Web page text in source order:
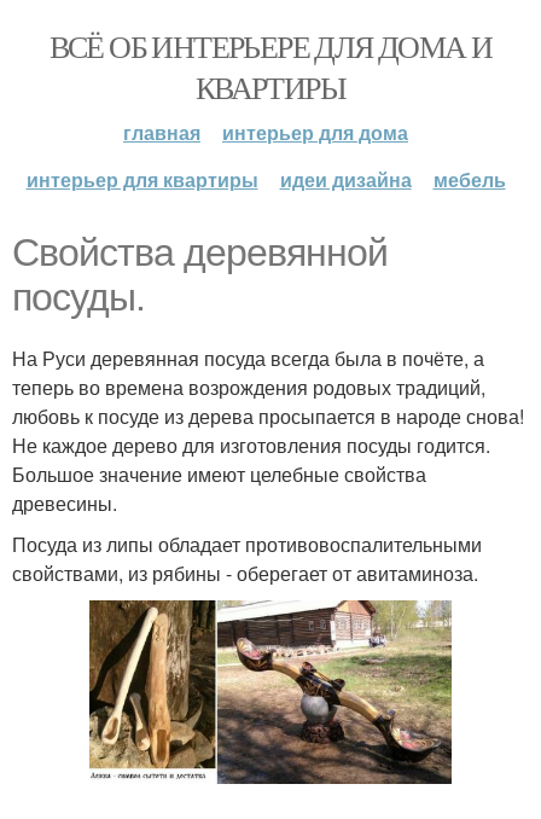
ВСЁ ОБ ИНТЕРЬЕРЕ ДЛЯ ДОМА И
КВАРТИРЫ
главная
интерьер для дома
интерьер для квартиры
идеи дизайна мебель
Свойства деревянной
посуды.
На Руси деревянная посуда всегда была в почёте, а
теперь во времена возрождения родовых традиций,
любовь к посуде из дерева просыпается в народе снова!
Не каждое дерево для изготовления посуды годится.
Большое значение имеют целебные свойства
древесины.
Посуда из липы обладает противовоспалительными
свойствами, из рябины - оберегает от авитаминоза.